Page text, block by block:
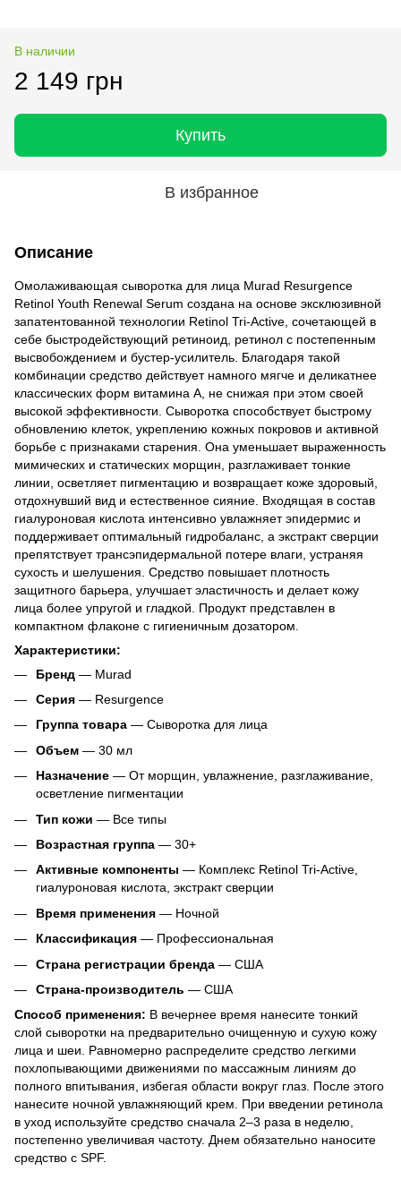
В наличии
2 149 грн
Купить
В избранное
Описание
Омолаживающая сыворотка для лица Murad Resurgence
Retinol Youth Renewal Serum создана на основе эксклюзивной
запатентованной технологии Retinol Tri-Active, сочетающей в
себе быстродействующий ретиноид, ретинол с постепенным
высвобождением и бустер-усилитель. Благодаря такой
комбинации средство действует намного мягче и деликатнее
классических форм витамина А, не снижая при этом своей
высокой эффективности. Сыворотка способствует быстрому
обновлению клеток, укреплению кожных покровов и активной
борьбе с признаками старения. Она уменьшает выраженность
мимических и статических морщин, разглаживает тонкие
линии, осветляет пигментацию и возвращает коже здоровый,
отдохнувший вид и естественное сияние. Входящая в состав
гиалуроновая кислота интенсивно увлажняет эпидермис и
поддерживает оптимальный гидробаланс, а экстракт сверции
препятствует трансэпидермальной потере влаги, устраняя
сухость и шелушения. Средство повышает плотность
защитного барьера, улучшает эластичность и делает кожу
лица более упругой и гладкой. Продукт представлен в
компактном флаконе с гигиеничным дозатором.
Характеристики:
Бренд — Murad
Серия — Resurgence
Группа товара — Сыворотка для лица
Объем — 30 мл
Назначение — От морщин, увлажнение, разглаживание,
осветление пигментации
Тип кожи — Все типы
Возрастная группа — 30+
Активные компоненты — Комплекс Retinol Tri-Active,
гиалуроновая кислота, экстракт сверции
Время применения — Ночной
Классификация — Профессиональная
Страна регистрации бренда — США
Страна-производитель — США
Способ применения: В вечернее время нанесите тонкий
слой сыворотки на предварительно очищенную и сухую кожу
лица и шеи. Равномерно распределите средство легкими
похлопывающими движениями по массажным линиям до
полного впитывания, избегая области вокруг глаз. После этого
нанесите ночной увлажняющий крем. При введении ретинола
в уход используйте средство сначала 2–3 раза в неделю,
постепенно увеличивая частоту. Днем обязательно наносите
средство с SPF.